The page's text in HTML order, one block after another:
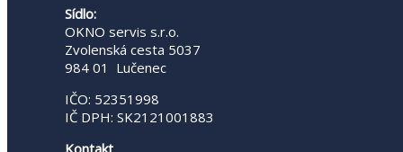
Sídlo:
OKNO servis s.r.o.
Zvolenská cesta 5037
984 01 Lučenec
IČO: 52351998
IČ DPH: SK2121001883
Kontakt